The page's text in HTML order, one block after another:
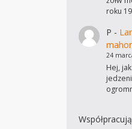
roku
P -
24
Hej,